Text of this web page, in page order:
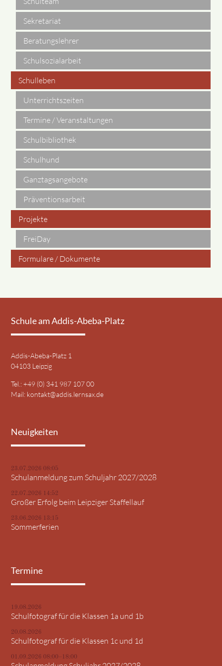
Sekretariat
Beratungslehrer
Schulsozialarbeit
Schulleben
Unterrichtszeiten
Termine / Veranstaltungen
Schulbibliothek
Schulhund
Ganztagsangebote
Präventionsarbeit
Projekte
FreiDay
Formulare / Dokumente
Schule am Addis-Abeba-Platz
Addis-Abeba-Platz 1
04103 Leipzig
Tel.: +49 (0) 341 987 107 00
Mail: kontakt@addis.lernsax.de
Neuigkeiten
23.07.2026 08:05
Schulanmeldung zum Schuljahr 2027/2028
22.07.2026 14:52
Großer Erfolg beim Leipziger Staffellauf
23.06.2026 13:15
Sommerferien
Termine
19.08.2026
Schulfotograf für die Klassen 1a und 1b
20.08.2026
Schulfotograf für die Klassen 1c und 1d
01.09.2026 08:00–18:00